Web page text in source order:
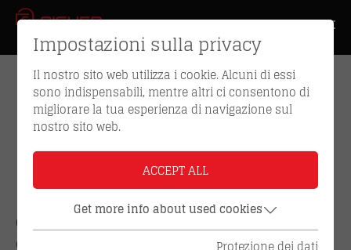
SOLUZIONI SETTORIALI –
CONCETTI DI SICUREZZA E
ORGANIZZAZIONE PER
OGNI SETTORE
Che si tratti di un progetto edilizio residenziale,
di un hotel, di una scuola, di una banca o di un
Impostazioni sulla privacy
Il nostro sito web utilizza i cookie. Alcuni di essi
sono indispensabili, mentre altri ci consentono di
migliorare la tua esperienza di navigazione sul
nostro sito web.
ACCEPT ALL
Get more info about used cookies